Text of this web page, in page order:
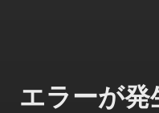
エラーが発